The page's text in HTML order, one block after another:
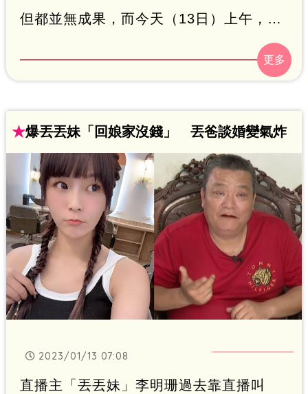
但都並無成果，而今天（13日）上午，新
北地院第3度安排調解，但庭訊結束後，王
心正也透露，今天依舊沒有結論，但不願
★爆丟丟妹「回娘家沒錢」 丟爸談婚變氣炸
2023/01/13 07:08
直播主「丟丟妹」李明珊過去靠直播叫